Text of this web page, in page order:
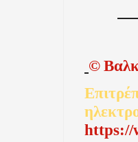
©
https://